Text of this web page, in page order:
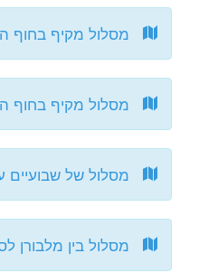
מסלול מקיף בחוף
מסלול מקיף בחוף
מסלול של שבועיים
מסלול בין מלבורן